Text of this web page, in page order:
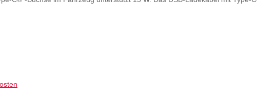
Mobiltelefone erhalten Sie bei Ihrem Audi Partner oder unter